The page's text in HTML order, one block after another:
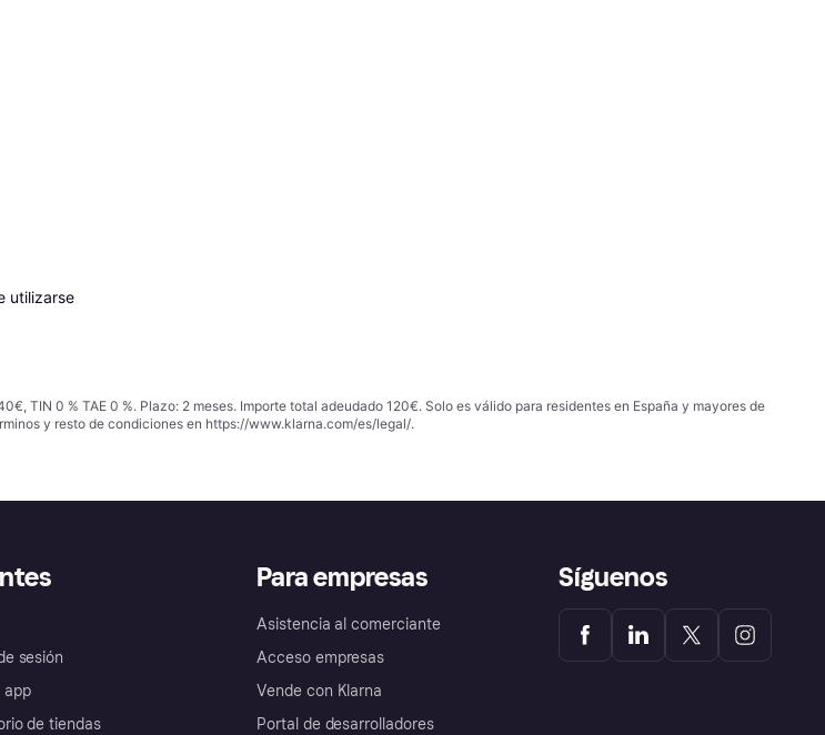
utilizarse
TIN 0 % TAE 0 %. Plazo: 2 meses. Importe total adeudado 120€. Solo es válido para residentes en España y mayores de
y resto de condiciones en https://www.klarna.com/es/legal/.
sesión
app
de tiendas
Para empresas
Asistencia al comerciante
Acceso empresas
Vende con Klarna
Portal de desarrolladores
Síguenos